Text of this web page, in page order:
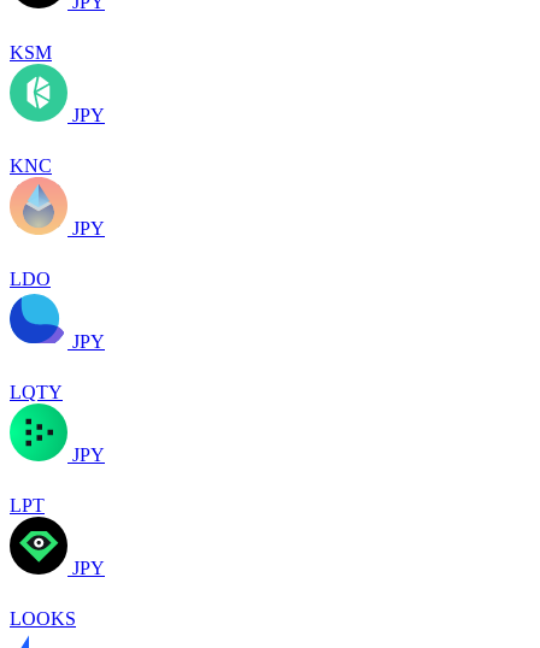
KSM
JPY
KNC
JPY
LDO
JPY
LQTY
JPY
LPT
JPY
LOOKS